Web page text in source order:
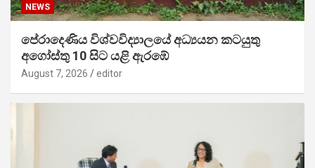
NEWS
පේරාදෙණිය විශ්වවිද්‍යාලයේ අධ්‍යයන කටයුතු
අගෝස්තු 10 සිට යළි ඇරඹේ
August 7, 2026 editor